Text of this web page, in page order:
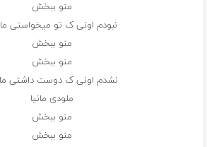
منو ببخش
نبودم اونی ک تو میخواستی
منو ببخش
منو ببخش
نشدم اونی ک دوست داشتی
ملودی مانیا
منو ببخش
منو ببخش